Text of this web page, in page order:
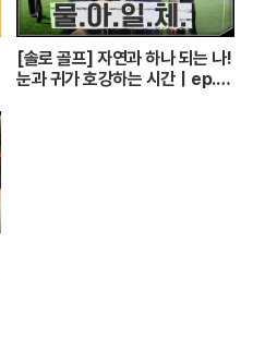
[솔로 골프] 자연과 하나 되는 나!
눈과 귀가 호강하는 시간｜ep.1-